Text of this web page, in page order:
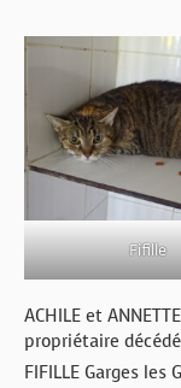
Fifille
ACHILE et
propriétaire
FIFILLE Garges les